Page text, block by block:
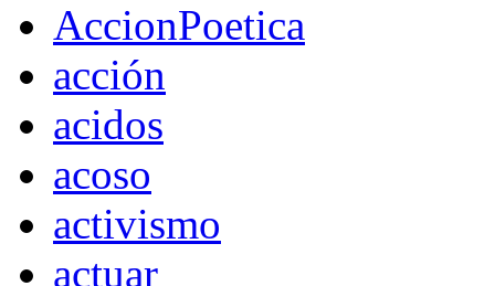
AccionPoetica
acción
acidos
acoso
activismo
actuar